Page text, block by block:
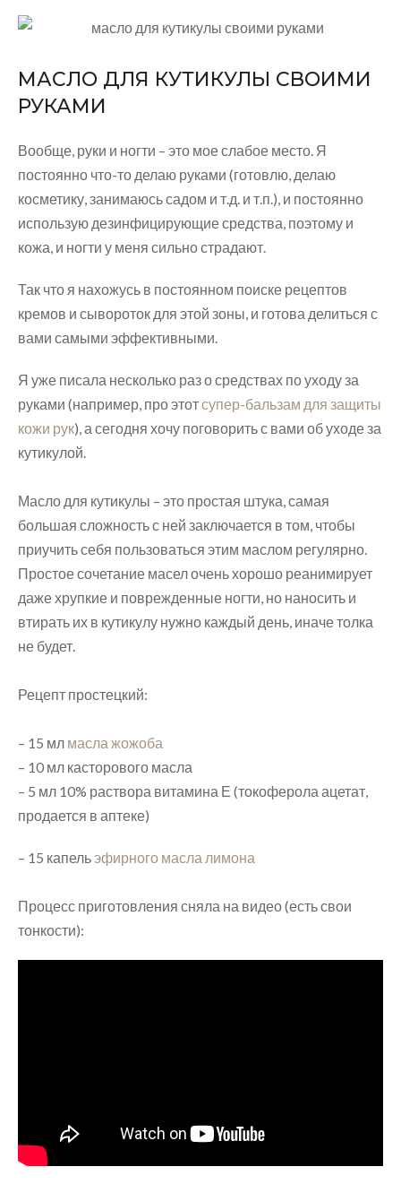
МАСЛО ДЛЯ КУТИКУЛЫ СВОИМИ
РУКАМИ
Вообще, руки и ногти – это мое слабое место. Я
постоянно что-то делаю руками (готовлю, делаю
косметику, занимаюсь садом и т.д. и т.п.), и постоянно
использую дезинфицирующие средства, поэтому и
кожа, и ногти у меня сильно страдают.
Так что я нахожусь в постоянном поиске рецептов
кремов и сывороток для этой зоны, и готова делиться с
вами самыми эффективными.
Я уже писала несколько раз о средствах по уходу за
руками (например, про этотсупер-бальзам для защиты
кожи рук), а сегодня хочу поговорить с вами об уходе за
кутикулой.
Масло для кутикулы – это простая штука, самая
большая сложность с ней заключается в том, чтобы
приучить себя пользоваться этим маслом регулярно.
Простое сочетание масел очень хорошо реанимирует
даже хрупкие и поврежденные ногти, но наносить и
втирать их в кутикулу нужно каждый день, иначе толка
не будет.
Рецепт простецкий:
– 15 мл масла жожоба
– 10 мл касторового масла
– 5 мл 10% раствора витамина Е (токоферола ацетат,
продается в аптеке)
– 15 капельэфирного масла лимона
Процесс приготовления сняла на видео (есть свои
тонкости):